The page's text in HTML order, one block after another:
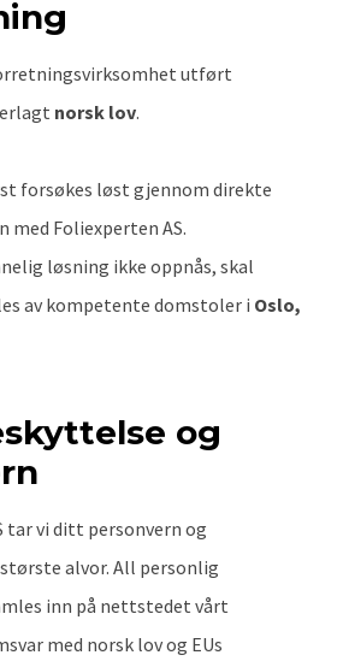
utført
norsk lov.
forsøkes løst gjennom direkte
med Foliexperten AS.
løsning ikke oppnås, skal
av kompetente domstoler i Oslo,
og
tar vi ditt personvern og
alvor. All personlig
inn på nettstedet vårt
med norsk lov og EUs